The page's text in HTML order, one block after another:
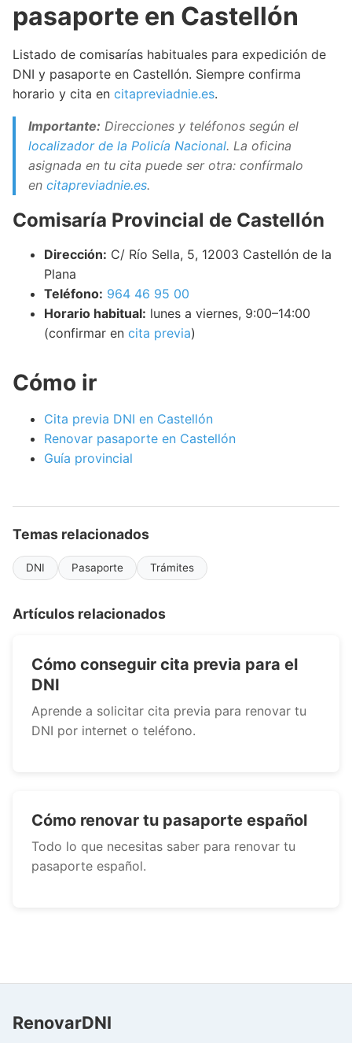
pasaporte en Castellón
Listado de comisarías habituales para expedición de
DNI y pasaporte en Castellón. Siempre confirma
horario y cita en citapreviadnie.es.
Importante: Direcciones y teléfonos según el
localizador de la Policía Nacional. La oficina
asignada en tu cita puede ser otra: confírmalo
en citapreviadnie.es.
Comisaría Provincial de Castellón
Dirección: C/ Río Sella, 5, 12003 Castellón de la
Plana
Teléfono: 964 46 95 00
Horario habitual: lunes a viernes, 9:00–14:00
(confirmar en cita previa)
Cómo ir
Cita previa DNI en Castellón
Renovar pasaporte en Castellón
Guía provincial
Temas relacionados
DNI Pasaporte Trámites
Artículos relacionados
Cómo conseguir cita previa para el
DNI
Aprende a solicitar cita previa para renovar tu
DNI por internet o teléfono.
Cómo renovar tu pasaporte español
Todo lo que necesitas saber para renovar tu
pasaporte español.
RenovarDNI